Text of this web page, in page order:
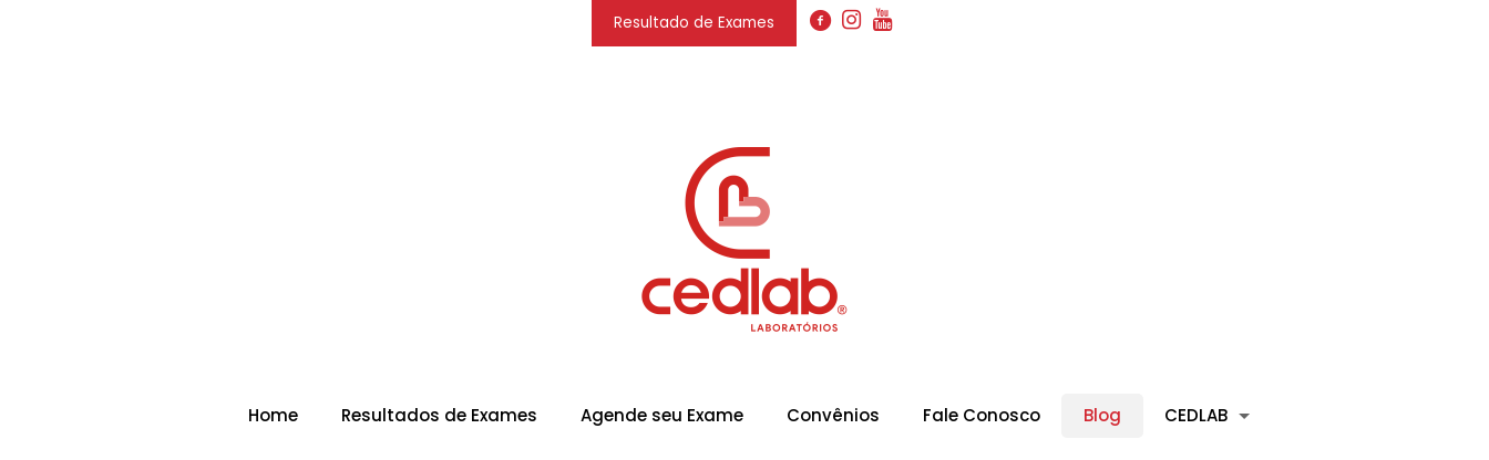
Resultado de Exames
Home Resultados de Exames Agende seu Exame Convênios Fale Conosco Blog CEDLAB